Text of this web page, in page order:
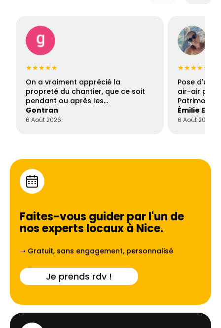
★★★★★
On a vraiment apprécié la
propreté du chantier, que ce soit
pendant ou après les…
Gontran
6 Août 2026
★★★★★
Pose d'une
air-air par
Patrimoine
Émilie
6 Août 2026
Faites-vous guider par l'un de
nos experts locaux à Nice.
➝ Gratuit, sans engagement, personnalisé
Je prends rdv !